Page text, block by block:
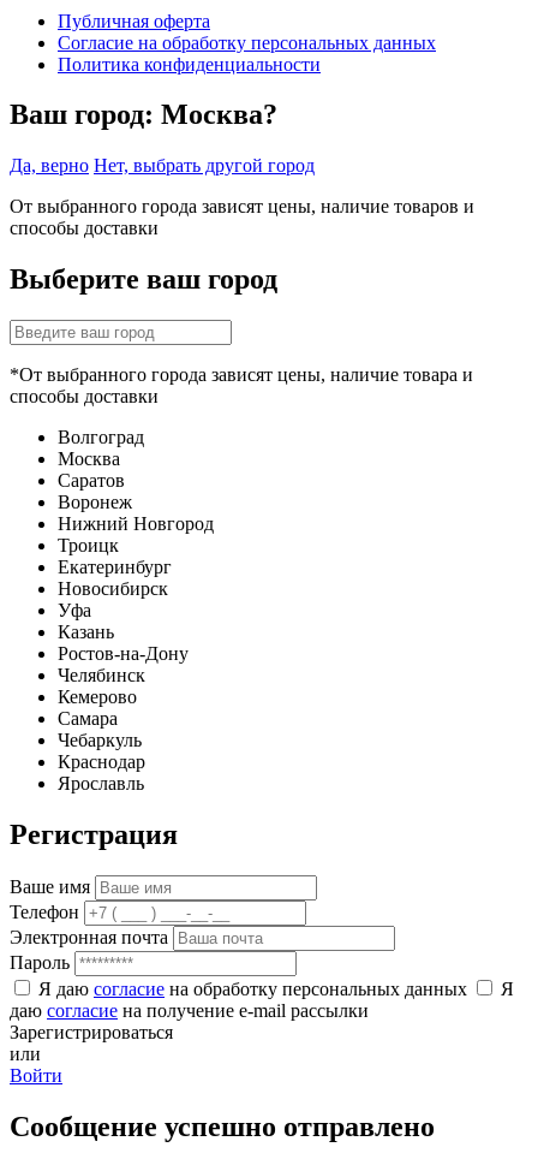
Публичная оферта
Согласие на обработку персональных данных
Политика конфиденциальности
Ваш город: Москва?
Да, верно Нет, выбрать другой город
От выбранного города зависят цены, наличие товаров и
способы доставки
Выберите ваш город
*От выбранного города зависят цены, наличие товара и
способы доставки
Волгоград
Москва
Саратов
Воронеж
Нижний Новгород
Троицк
Екатеринбург
Новосибирск
Уфа
Казань
Ростов-на-Дону
Челябинск
Кемерово
Самара
Чебаркуль
Краснодар
Ярославль
Регистрация
Ваше имя
Телефон
Электронная почта
Пароль
Я даю согласие на обработку персональных данных
Я
даю согласие на получение e-mail рассылки
Зарегистрироваться
или
Войти
Сообщение успешно отправлено